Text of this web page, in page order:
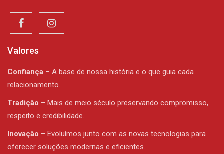
Valores
Confiança – A base de nossa história e o que guia cada
relacionamento.
Tradição – Mais de meio século preservando compromisso,
respeito e credibilidade.
Inovação – Evoluímos junto com as novas tecnologias para
oferecer soluções modernas e eficientes.